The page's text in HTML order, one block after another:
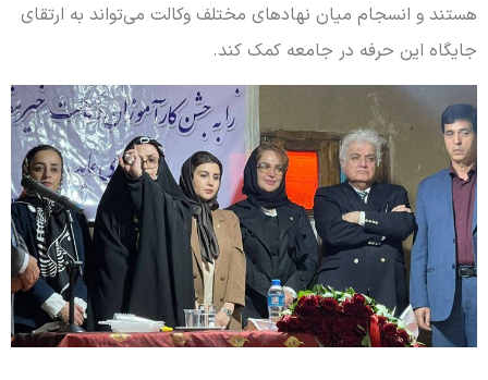
هستند و انسجام میان نهادهای مختلف وکالت می‌تواند به ارتقای
جایگاه این حرفه در جامعه کمک کند.